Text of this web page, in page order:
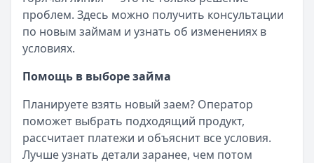
проблем. Здесь можно получить консультации
по новым займам и узнать об изменениях в
условиях.
Помощь в выборе займа
Планируете взять новый заем? Оператор
поможет выбрать подходящий продукт,
рассчитает платежи и объяснит все условия.
Лучше узнать детали заранее, чем потом